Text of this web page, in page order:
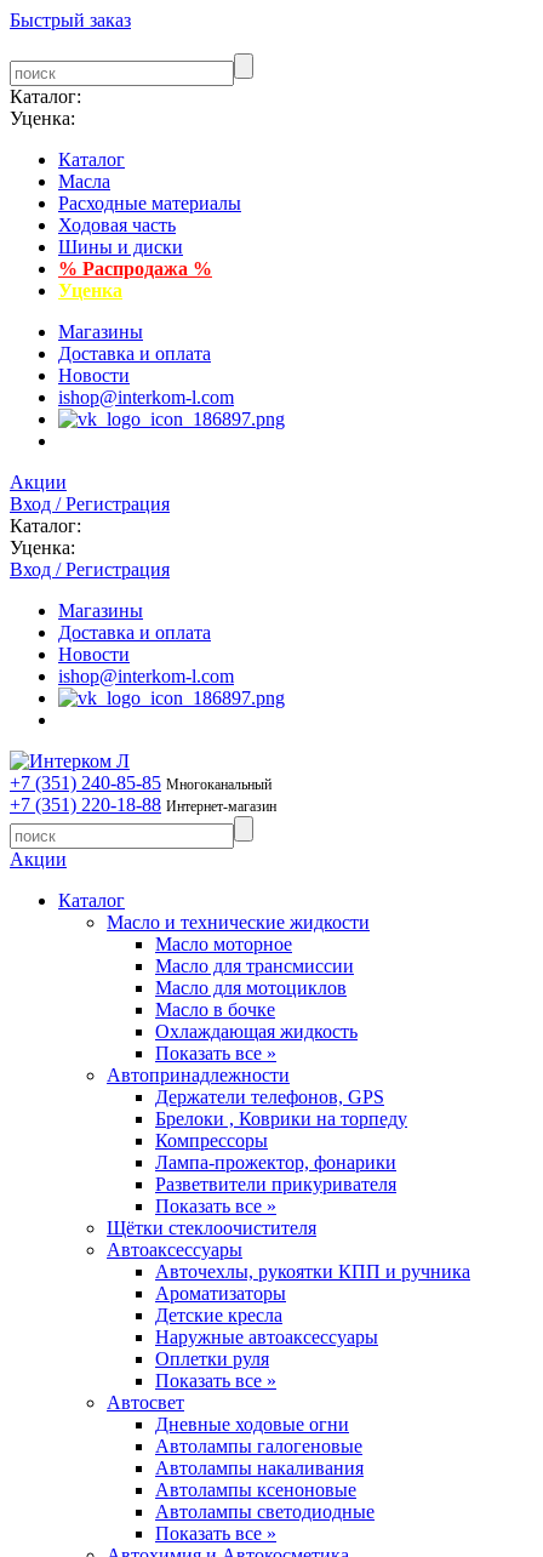
Быстрый заказ
Каталог:
Уценка:
Каталог
Масла
Расходные материалы
Ходовая часть
Шины и диски
% Распродажа %
Уценка
Магазины
Доставка и оплата
Новости
ishop@interkom-l.com
Акции
Вход / Регистрация
Каталог:
Уценка:
Вход / Регистрация
Магазины
Доставка и оплата
Новости
ishop@interkom-l.com
+7 (351) 240-85-85 Многоканальный
+7 (351) 220-18-88 Интернет-магазин
Акции
Каталог
Масло и технические жидкости
Масло моторное
Масло для трансмиссии
Масло для мотоциклов
Масло в бочке
Охлаждающая жидкость
Показать все »
Автопринадлежности
Держатели телефонов, GPS
Брелоки , Коврики на торпеду
Компрессоры
Лампа-прожектор, фонарики
Разветвители прикуривателя
Показать все »
Щётки стеклоочистителя
Автоаксессуары
Авточехлы, рукоятки КПП и ручника
Ароматизаторы
Детские кресла
Наружные автоаксессуары
Оплетки руля
Показать все »
Автосвет
Дневные ходовые огни
Автолампы галогеновые
Автолампы накаливания
Автолампы ксеноновые
Автолампы светодиодные
Показать все »